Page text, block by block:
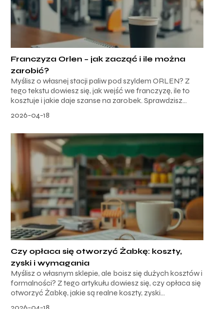
Franczyza Orlen – jak zacząć i ile można
zarobić?
Myślisz o własnej stacji paliw pod szyldem ORLEN? Z
tego tekstu dowiesz się, jak wejść we franczyzę, ile to
kosztuje i jakie daje szanse na zarobek. Sprawdzisz...
2026-04-18
Czy opłaca się otworzyć Żabkę: koszty,
zyski i wymagania
Myślisz o własnym sklepie, ale boisz się dużych kosztów i
formalności? Z tego artykułu dowiesz się, czy opłaca się
otworzyć Żabkę, jakie są realne koszty, zyski...